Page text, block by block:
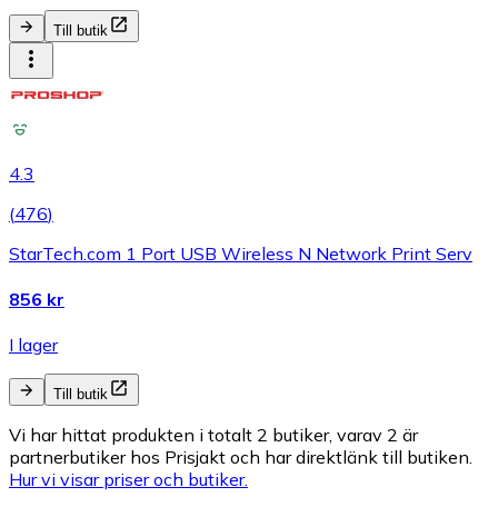
Till butik
4.3
(476)
StarTech.com 1 Port USB Wireless N Network Print Serv
856 kr
I lager
Till butik
Vi har hittat produkten i totalt 2 butiker, varav 2 är
partnerbutiker hos Prisjakt och har direktlänk till butiken.
Hur vi visar priser och butiker.